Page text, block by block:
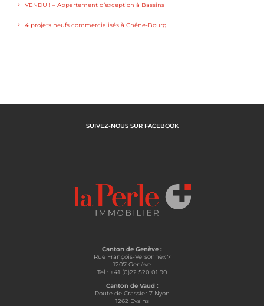
VENDU ! – Appartement d’exception à Bassins
4 projets neufs commercialisés à Chêne-Bourg
SUIVEZ-NOUS SUR FACEBOOK
Canton de Genève :
Rue François-Versonnex 7
1207 Genève
Tel : +41 (0)22 520 01 90
Canton de Vaud :
Route de Crassier 7 Nyon
1262 Eysins